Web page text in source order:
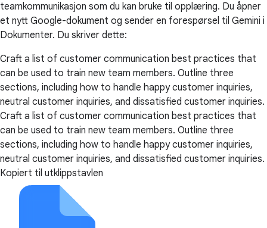
teamkommunikasjon som du kan bruke til opplæring. Du åpner
et nytt Google-dokument og sender en forespørsel til Gemini i
Dokumenter. Du skriver dette:
Craft a list of customer communication best practices that
can be used to train new team members. Outline three
sections, including how to handle happy customer inquiries,
neutral customer inquiries, and dissatisfied customer inquiries.
Craft a list of customer communication best practices that
can be used to train new team members. Outline three
sections, including how to handle happy customer inquiries,
neutral customer inquiries, and dissatisfied customer inquiries.
Kopiert til utklippstavlen